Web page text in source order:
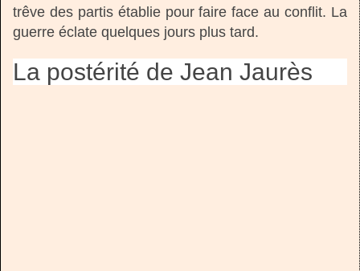
trêve des partis établie pour faire face au conflit. La
guerre éclate quelques jours plus tard.
La postérité de Jean Jaurès